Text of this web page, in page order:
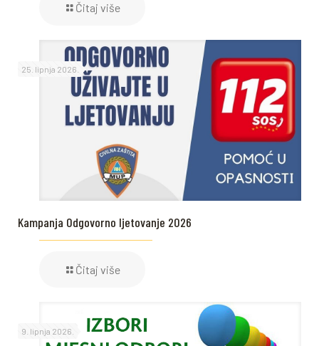
Čitaj više
25. lipnja 2026.
Kampanja Odgovorno ljetovanje 2026
Čitaj više
9. lipnja 2026.